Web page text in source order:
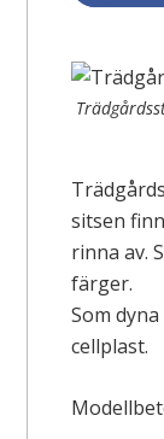
sitsen
rinna av.
färger.
Som
cellplast.